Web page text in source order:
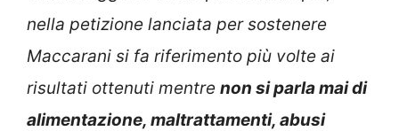
nella petizione lanciata per sostenere
Maccarani si fa riferimento più volte ai
risultati ottenuti mentre non si parla mai di
alimentazione, maltrattamenti, abusi